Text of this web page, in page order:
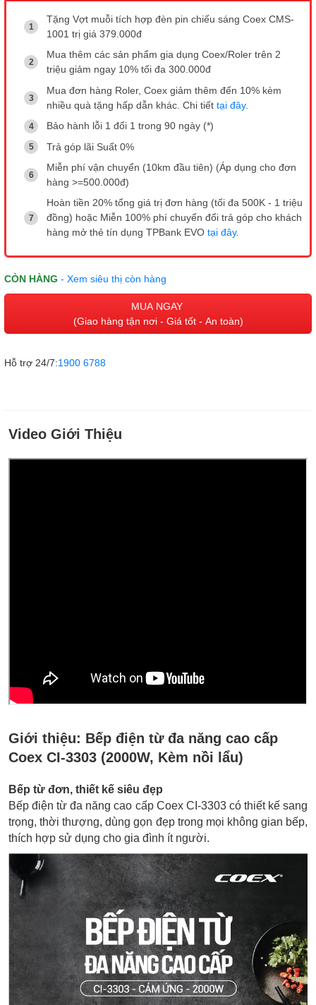
Tặng Vợt muỗi tích hợp đèn pin chiếu sáng Coex CMS-
1001 trị giá 379.000đ
Mua thêm các sản phẩm gia dụng Coex/Roler trên 2
triệu giảm ngay 10% tối đa 300.000đ
Mua đơn hàng Roler, Coex giảm thêm đến 10% kèm
nhiều quà tặng hấp dẫn khác. Chi tiết tại đây.
Bảo hành lỗi 1 đổi 1 trong 90 ngày (*)
Trả góp lãi Suất 0%
Miễn phí vận chuyển (10km đầu tiên) (Áp dụng cho đơn
hàng >=500.000đ)
Hoàn tiền 20% tổng giá trị đơn hàng (tối đa 500K - 1 triệu
đồng) hoặc Miễn 100% phí chuyển đổi trả góp cho khách
hàng mở thẻ tín dụng TPBank EVO tại đây.
CÒN HÀNG - Xem siêu thị còn hàng
MUA NGAY
(Giao hàng tận nơi - Giá tốt - An toàn)
Hỗ trợ 24/7:1900 6788
Video Giới Thiệu
Giới thiệu: Bếp điện từ đa năng cao cấp
Coex CI-3303 (2000W, Kèm nồi lẩu)
Bếp từ đơn, thiết kế siêu đẹp
Bếp điện từ đa năng cao cấp Coex CI-3303 có thiết kế sang
trọng, thời thượng, dùng gọn đẹp trong mọi không gian bếp,
thích hợp sử dụng cho gia đình ít người.